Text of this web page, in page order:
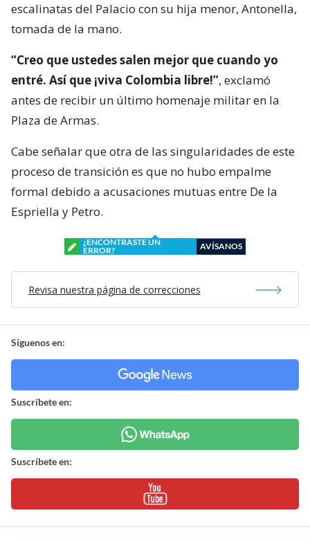
escalinatas del Palacio con su hija menor, Antonella,
tomada de la mano.
“Creo que ustedes salen mejor que cuando yo
entré. Así que ¡viva Colombia libre!”, exclamó
antes de recibir un último homenaje militar en la
Plaza de Armas.
Cabe señalar que otra de las singularidades de este
proceso de transición es que no hubo empalme
formal debido a acusaciones mutuas entre De la
Espriella y Petro.
¿ENCONTRASTE UN
ERROR?
AVÍSANOS
Revisa nuestra página de correcciones
Síguenos en:
Suscríbete en:
Suscríbete en: